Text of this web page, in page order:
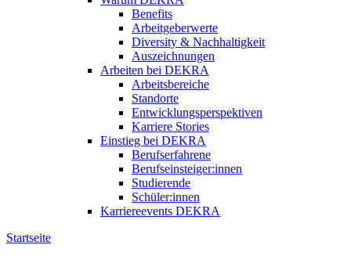
Benefits
Arbeitgeberwerte
Diversity & Nachhaltigkeit
Auszeichnungen
Arbeiten bei DEKRA
Arbeitsbereiche
Standorte
Entwicklungsperspektiven
Karriere Stories
Einstieg bei DEKRA
Berufserfahrene
Berufseinsteiger:innen
Studierende
Schüler:innen
Karriereevents DEKRA
Startseite